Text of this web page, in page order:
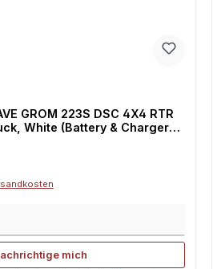
White (Battery & Charger
mich